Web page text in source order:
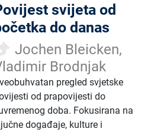
svijeta od
do danas
Jochen Bleicken,
Brodnjak
pregled svjetske
od prapovijesti do
doba. Fokusirana na
događaje, kulture i